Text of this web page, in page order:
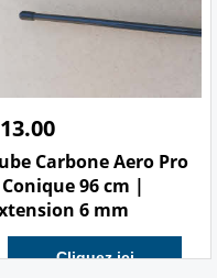
13.00
Carbone Aero Pro
96 cm |
Extension 6 mm